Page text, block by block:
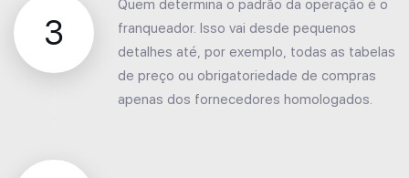
3
Quem determina o padrão da operação é o
franqueador. Isso vai desde pequenos
detalhes até, por exemplo, todas as tabelas
de preço ou obrigatoriedade de compras
apenas dos fornecedores homologados.